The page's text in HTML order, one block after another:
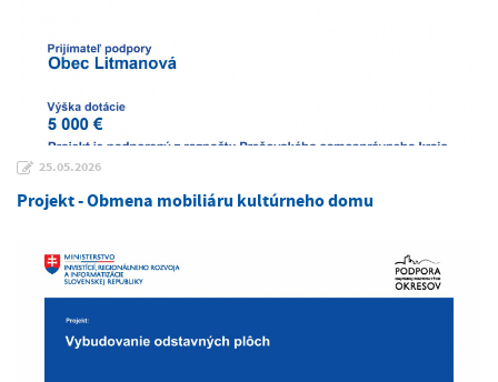
25.05.2026
Projekt - Obmena mobiliáru kultúrneho domu